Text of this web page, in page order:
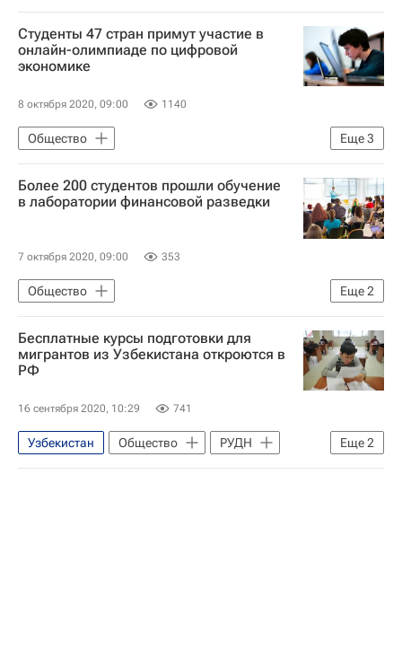
Студенты 47 стран примут участие в
онлайн-олимпиаде по цифровой
экономике
8 октября 2020, 09:00 1140
Еще3
Общество
Федеральное агентство по делам Содружества Независимых Государств, соотечественников, проживающих за рубежом, и по международному гуманитарному сотрудничеству (Россотрудничество)
СН_Образование
Более 200 студентов прошли обучение
в лаборатории финансовой разведки
7 октября 2020, 09:00 353
Еще2
Общество
Национальный исследовательский ядерный университет "МИФИ"
Навигатор абитуриента
Бесплатные курсы подготовки для
мигрантов из Узбекистана откроются в
РФ
16 сентября 2020, 10:29 741
Еще2
Узбекистан Общество
РУДН
WorldSkills Russia